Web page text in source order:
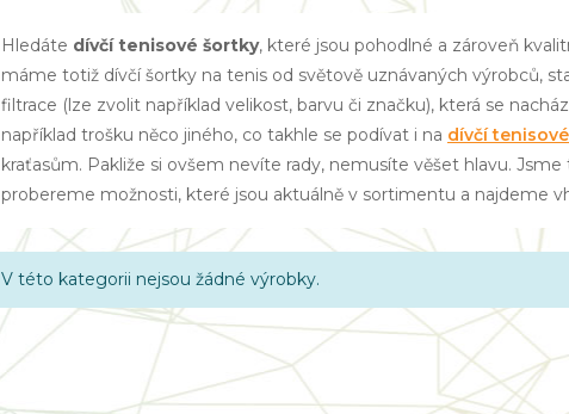
Hledáte dívčí tenisové šortky, které jsou pohodlné a zároveň
máme totiž dívčí šortky na tenis od světově uznávaných výrobců,
filtrace (lze zvolit například velikost, barvu či značku), která se
například trošku něco jiného, co takhle se podívat i na dívčí
kraťasům. Pakliže si ovšem nevíte rady, nemusíte věšet hlavu. Jsme
probereme možnosti, které jsou aktuálně v sortimentu a najdeme
V této kategorii nejsou žádné výrobky.